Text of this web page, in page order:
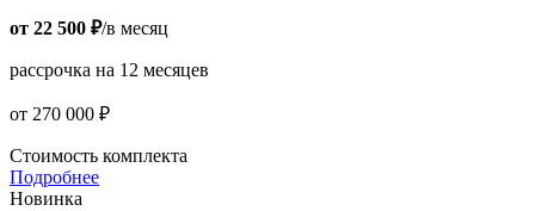
от 22 500 ₽/в месяц
рассрочка на 12 месяцев
от 270 000 ₽
Стоимость комплекта
Подробнее
Новинка